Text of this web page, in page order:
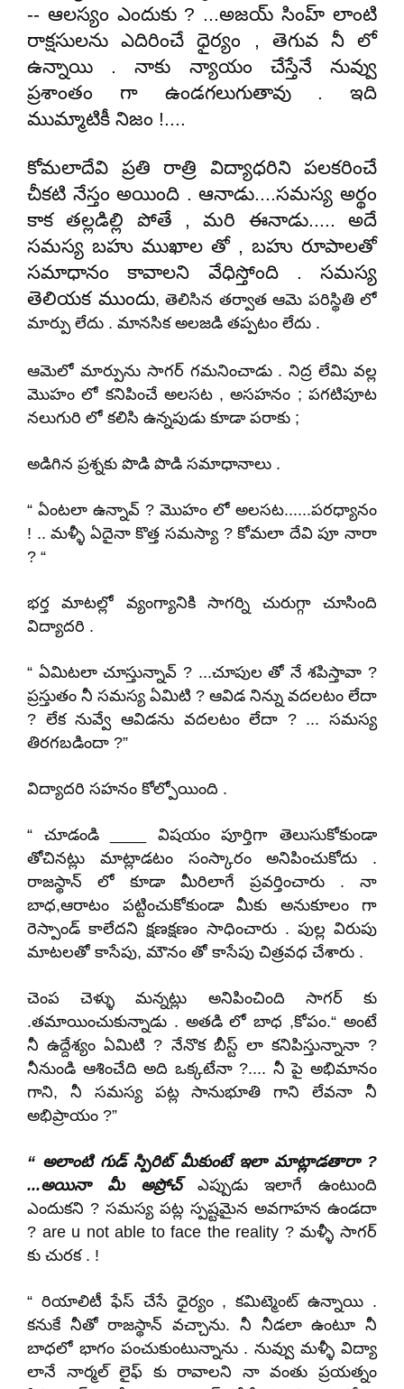
-- ఆలస్యం ఎందుకు ? ...అజయ్ సింహ్ లాంటి
రాక్షసులను ఎదిరించే ధైర్యం , తెగువ నీ లో
ఉన్నాయి . నాకు న్యాయం చేస్తేనే నువ్వు
ప్రశాంతం గా ఉండగలుగుతావు . ఇది
ముమ్మాటికీ నిజం !....
కోమలాదేవి ప్రతి రాత్రి విద్యాధరిని పలకరించే
చీకటి నేస్తం అయింది . ఆనాడు....సమస్య అర్థం
కాక తల్లడిల్లి పోతే , మరి ఈనాడు..... అదే
సమస్య బహు ముఖాల తో , బహు రూపాలతో
సమాధానం కావాలని వేధిస్తోంది . సమస్య
తెలియక ముందు, తెలిసిన తర్వాత ఆమె పరిస్థితి లో
మార్పు లేదు . మానసిక అలజడి తప్పటం లేదు .
ఆమెలో మార్పును సాగర్ గమనించాడు . నిద్ర లేమి వల్ల
మొహం లో కనిపించే అలసట , అసహనం ; పగటిపూట
నలుగురి లో కలిసి ఉన్నపుడు కూడా పరాకు ;
అడిగిన ప్రశ్నకు పొడి పొడి సమాధానాలు .
“ ఏంటలా ఉన్నావ్ ? మొహం లో అలసట......పరధ్యానం
! .. మళ్ళీ ఏదైనా కొత్త సమస్యా ? కోమలా దేవి పూ నారా
? “
భర్త మాటల్లో వ్యంగ్యానికి సాగర్ని చురుగ్గా చూసింది
విద్యాదరి .
“ ఏమిటలా చూస్తున్నావ్ ? ...చూపుల తో నే శపిస్తావా ?
ప్రస్తుతం నీ సమస్య ఏమిటి ? ఆవిడ నిన్ను వదలటం లేదా
? లేక నువ్వే ఆవిడను వదలటం లేదా ? ... సమస్య
తిరగబడిందా ?”
విద్యాదరి సహనం కోల్పోయింది .
“ చూడండి ____ విషయం పూర్తిగా తెలుసుకోకుండా
తోచినట్లు మాట్లాడటం సంస్కారం అనిపించుకోదు .
రాజస్థాన్ లో కూడా మీరిలాగే ప్రవర్తించారు . నా
బాధ,ఆరాటం పట్టించుకోకుండా మీకు అనుకూలం గా
రెస్పాండ్ కాలేదని క్షణక్షణం సాధించారు . పుల్ల విరుపు
మాటలతో కాసేపు, మౌనం తో కాసేపు చిత్రవధ చేశారు .
చెంప చెళ్ళు మన్నట్లు అనిపించింది సాగర్ కు
.తమాయించుకున్నాడు . అతడి లో బాధ ,కోపం.“ అంటే
నీ ఉద్దేశ్యం ఏమిటి ? నేనొక బీస్ట్ లా కనిపిస్తున్నానా ?
నీనుండి ఆశించేది అది ఒక్కటేనా ?.... నీ పై అభిమానం
గాని, నీ సమస్య పట్ల సానుభూతి గాని లేవనా నీ
అభిప్రాయం ?”
“ అలాంటి గుడ్ స్పిరిట్ మీకుంటే ఇలా మాట్లాడతారా ?
...అయినా మీ అప్రోచ్ఎప్పుడు ఇలాగే ఉంటుంది
ఎందుకని ? సమస్య పట్ల స్పష్టమైన అవగాహన ఉండదా
? are u not able to face the reality ?మళ్ళీ సాగర్
కు చురక . !
“ రియాలిటీ ఫేస్ చేసే ధైర్యం , కమిట్మెంట్ ఉన్నాయి .
కనుకే నీతో రాజస్థాన్ వచ్చాను. నీ నీడలా ఉంటూ నీ
బాధలో భాగం పంచుకుంటున్నాను . నువ్వు మళ్ళీ విద్యా
లానే నార్మల్ లైఫ్ కు రావాలని నా వంతు ప్రయత్నం